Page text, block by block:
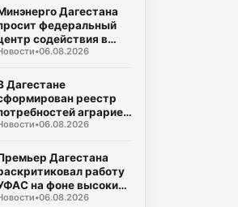
Дагестана
федеральный
содействия в
оплаченного
•06.08.2026
Дагестане
реестр
аграриев
ГСМ на период
•06.08.2026
Дагестана
работу
на фоне высоких
на топливо
•06.08.2026